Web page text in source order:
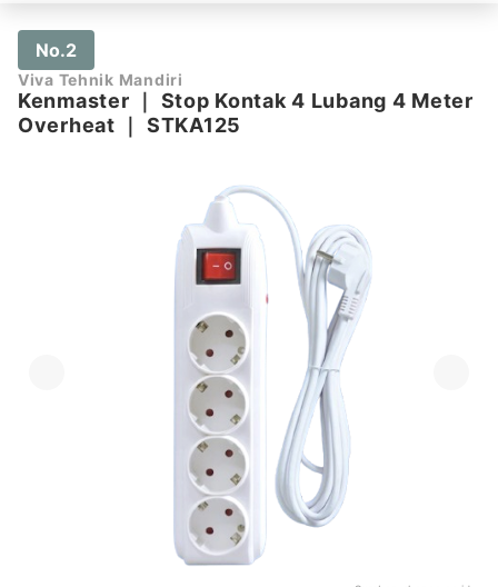
No.2
Viva Tehnik Mandiri
Kenmaster
Stop Kontak 4 Lubang 4 Meter
Overheat
STKA125